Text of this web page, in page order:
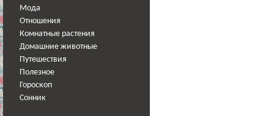
Мода
Отношения
Комнатные растения
Домашние животные
Путешествия
Полезное
Гороскоп
Сонник